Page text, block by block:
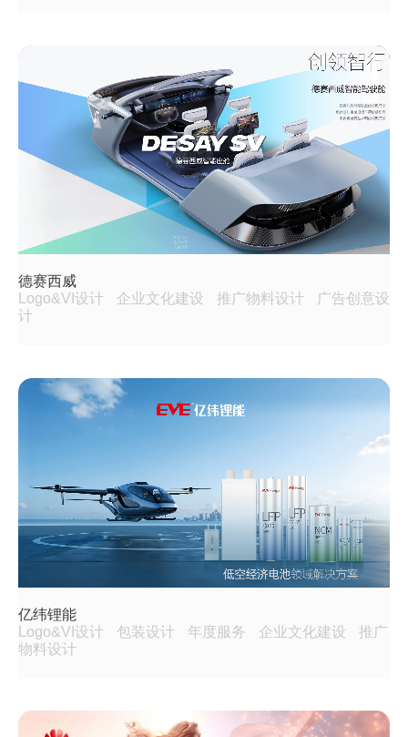
德赛西威
Logo&VI设计
企业文化建设 推广物料设计
广告创意设
计
亿纬锂能
Logo&VI设计
包装设计 年度服务 企业文化建设
推广
物料设计